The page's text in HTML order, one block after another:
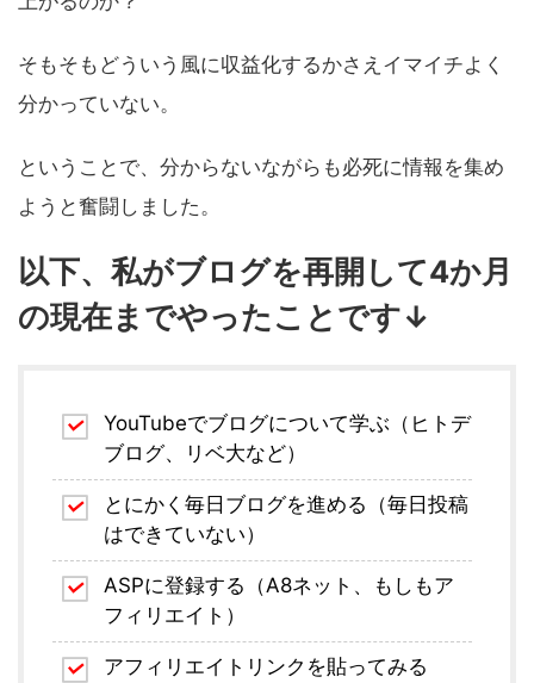
そもそもどういう風に収益化するかさえイマイチよく
分かっていない。
ということで、分からないながらも必死に情報を集め
ようと奮闘しました。
以下、私がブログを再開して4か月
の現在までやったことです↓
YouTubeでブログについて学ぶ（ヒトデ
ブログ、リベ大など）
とにかく毎日ブログを進める（毎日投稿
はできていない）
ASPに登録する（A8ネット、もしもア
フィリエイト）
アフィリエイトリンクを貼ってみる